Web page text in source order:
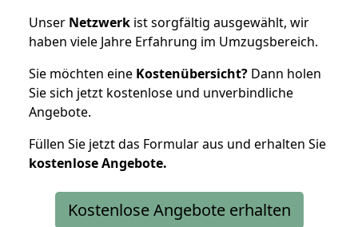
Unser Netzwerk ist sorgfältig ausgewählt, wir
haben viele Jahre Erfahrung im Umzugsbereich.
Sie möchten eine Kostenübersicht? Dann holen
Sie sich jetzt kostenlose und unverbindliche
Angebote.
Füllen Sie jetzt das Formular aus und erhalten Sie
kostenloseAngebote.
Kostenlose Angebote erhalten